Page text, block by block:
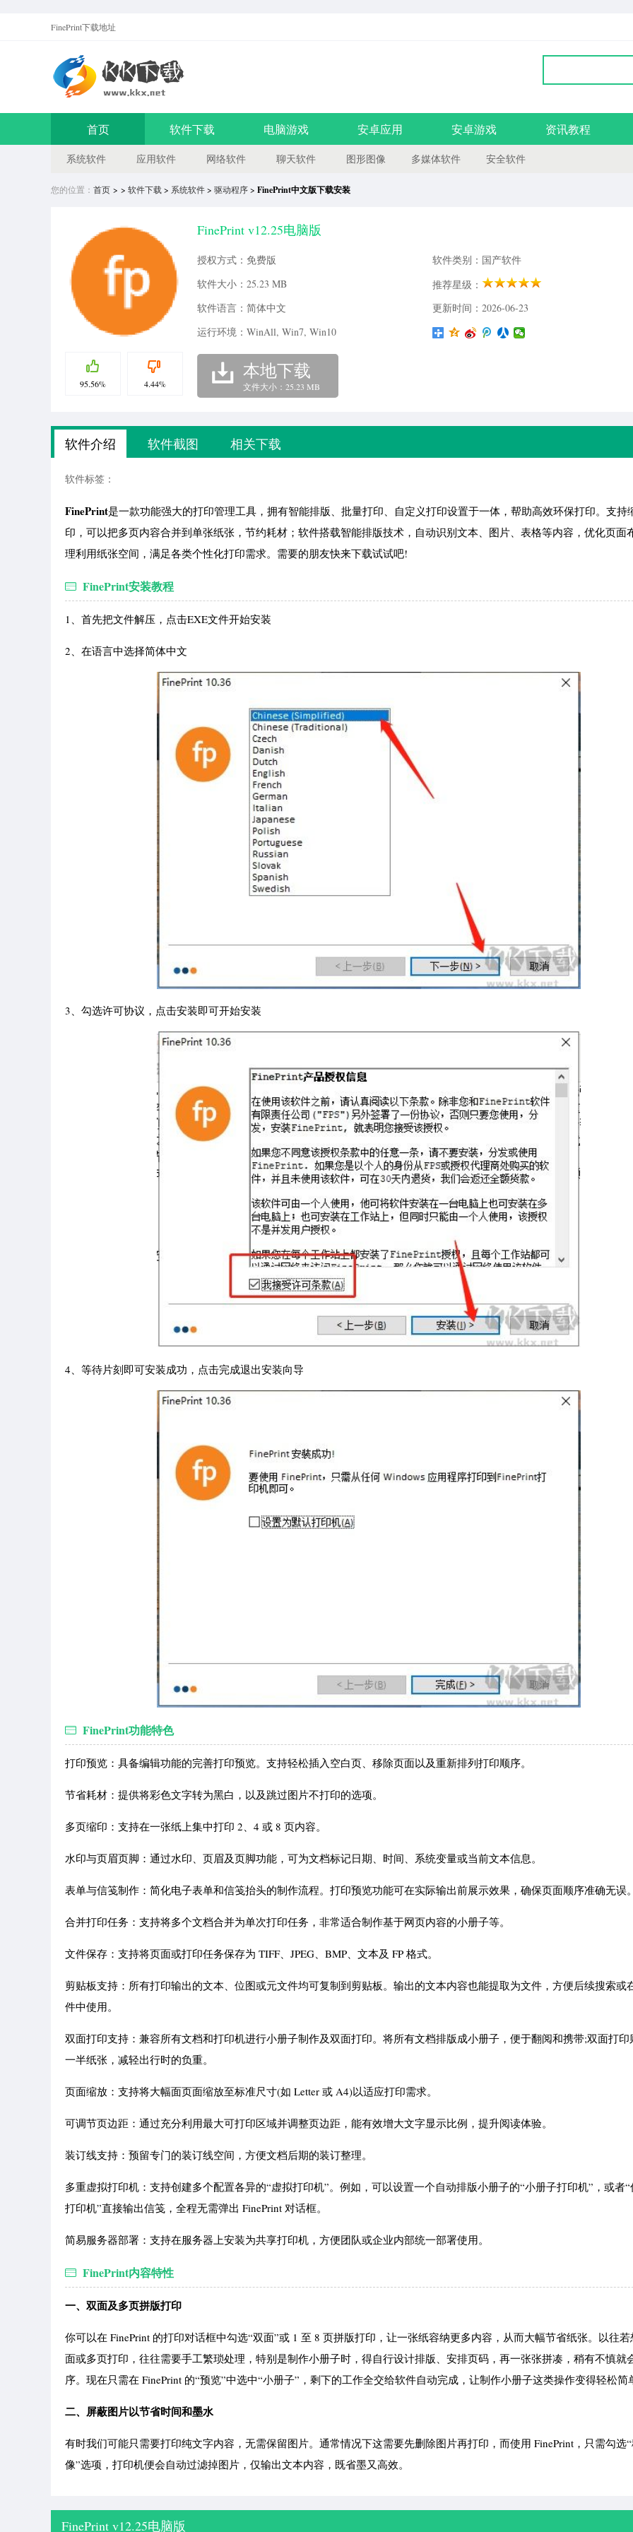
FinePrint下载地址
首页 软件下载 电脑游戏 安卓应用 安卓游戏 资讯教程
系统软件 应用软件 网络软件 聊天软件 图形图像 多媒体软件 安全软件
您的位置： 首页 > > 软件下载 > 系统软件> 驱动程序> FinePrint中文版下载安装
95.56% 4.44%
FinePrint v12.25电脑版
授权方式：免费版
软件类别：国产软件
软件大小：25.23 MB
推荐星级：
软件语言：简体中文
更新时间：2026-06-23
运行环境：WinAll, Win7, Win10
本地下载
文件大小：25.23 MB
软件介绍 软件截图 相关下载
软件标签：
FinePrint是一款功能强大的打印管理工具，拥有智能排版、批量打印、自定义打印设置于一体，帮助高效环保打印。支持
印，可以把多页内容合并到单张纸张，节约耗材；软件搭载智能排版技术，自动识别文本、图片、表格等内容，优化页面
理利用纸张空间，满足各类个性化打印需求。需要的朋友快来下载试试吧!
FinePrint安装教程
1、首先把文件解压，点击EXE文件开始安装
2、在语言中选择简体中文
3、勾选许可协议，点击安装即可开始安装
4、等待片刻即可安装成功，点击完成退出安装向导
FinePrint功能特色
打印预览：具备编辑功能的完善打印预览。支持轻松插入空白页、移除页面以及重新排列打印顺序。
节省耗材：提供将彩色文字转为黑白，以及跳过图片不打印的选项。
多页缩印：支持在一张纸上集中打印 2、4 或 8 页内容。
水印与页眉页脚：通过水印、页眉及页脚功能，可为文档标记日期、时间、系统变量或当前文本信息。
表单与信笺制作：简化电子表单和信笺抬头的制作流程。打印预览功能可在实际输出前展示效果，确保页面顺序准确无误
合并打印任务：支持将多个文档合并为单次打印任务，非常适合制作基于网页内容的小册子等。
文件保存：支持将页面或打印任务保存为 TIFF、JPEG、BMP、文本及 FP 格式。
剪贴板支持：所有打印输出的文本、位图或元文件均可复制到剪贴板。输出的文本内容也能提取为文件，方便后续搜索或
件中使用。
双面打印支持：兼容所有文档和打印机进行小册子制作及双面打印。将所有文档排版成小册子，便于翻阅和携带;双面打印
一半纸张，减轻出行时的负重。
页面缩放：支持将大幅面页面缩放至标准尺寸(如 Letter 或 A4)以适应打印需求。
可调节页边距：通过充分利用最大可打印区域并调整页边距，能有效增大文字显示比例，提升阅读体验。
装订线支持：预留专门的装订线空间，方便文档后期的装订整理。
多重虚拟打印机：支持创建多个配置各异的“虚拟打印机”。例如，可以设置一个自动排版小册子的“小册子打印机”，或者
打印机”直接输出信笺，全程无需弹出 FinePrint 对话框。
简易服务器部署：支持在服务器上安装为共享打印机，方便团队或企业内部统一部署使用。
FinePrint内容特性
一、双面及多页拼版打印
你可以在 FinePrint 的打印对话框中勾选“双面”或 1 至 8 页拼版打印，让一张纸容纳更多内容，从而大幅节省纸张。以往
面或多页打印，往往需要手工繁琐处理，特别是制作小册子时，得自行设计排版、安排页码，再一张张拼凑，稍有不慎就
序。现在只需在 FinePrint 的“预览”中选中“小册子”，剩下的工作全交给软件自动完成，让制作小册子这类操作变得轻松简
二、屏蔽图片以节省时间和墨水
有时我们可能只需要打印纯文字内容，无需保留图片。通常情况下这需要先删除图片再打印，而使用 FinePrint，只需勾选
像”选项，打印机便会自动过滤掉图片，仅输出文本内容，既省墨又高效。
FinePrint v12.25电脑版